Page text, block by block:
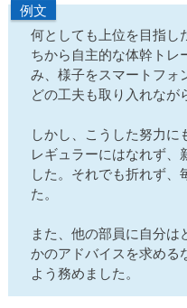
例文
何としても上位を目指し
ちから自主的な体幹トレ
み、様子をスマートフォ
どの工夫も取り入れなが
しかし、こうした努力に
レギュラーにはなれず、
した。それでも折れず、
た。
また、他の部員に自分は
かのアドバイスを求める
よう務めました。